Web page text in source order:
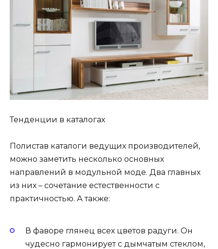
Тенденции в каталогах
Полистав каталоги ведущих производителей,
можно заметить несколько основных
направлений в модульной моде. Два главных
из них – сочетание естественности с
практичностью. А также:
В фаворе глянец всех цветов радуги. Он
чудесно гармонирует с дымчатым стеклом,